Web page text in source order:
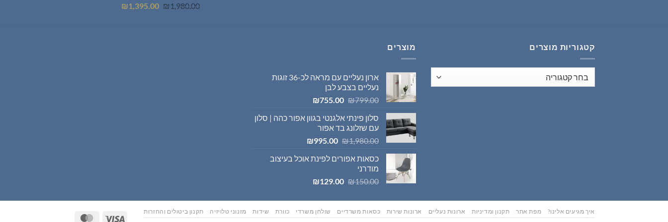
₪ 1,980.00
המחיר
₪1,395.00
המחיר
קטגוריות מוצרים
מוצרים
ארון נעליים עם מראה לכ-36 זוגות
נעליים בצבע לבן
₪799.00
המחיר
היה:
₪799.00.
₪755.00
המחיר
הוא:
סלון פינתי אלגנטי בגוון אפור כהה | סלון
עם שזלונג בד אפור
₪1,980.00
המחיר
היה:
₪995.00
המחיר
הוא:
כסאות אפורים לפינת אוכל בעיצוב
מודרני
₪150.00
המחיר
היה:
₪150.00.
₪129.00
המחיר
הוא:
₪129.00.
Visa
איך מגיעים אלינו? מפת אתר תקנון ומדיניות ארונות נעליים ארונות שירות כסאות משרדיים שולחן משרדי כוורת שידות מזנוני טלויזיה תקנון ביטולים והחזרות